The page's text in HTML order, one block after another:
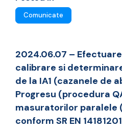
Comunicate
2024.06.07 –
calibrare si
de la IA1 (cazanele de
Progresu (procedura
masuratorilor paralele
conform SR EN